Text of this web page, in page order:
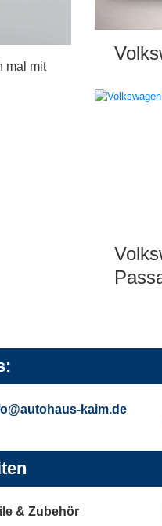
mal mit
kaim.de
& Zubehör